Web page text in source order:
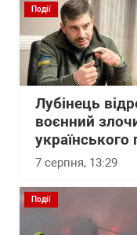
Події
Лубінець
воєнний
7 серпня, 13:29
Події